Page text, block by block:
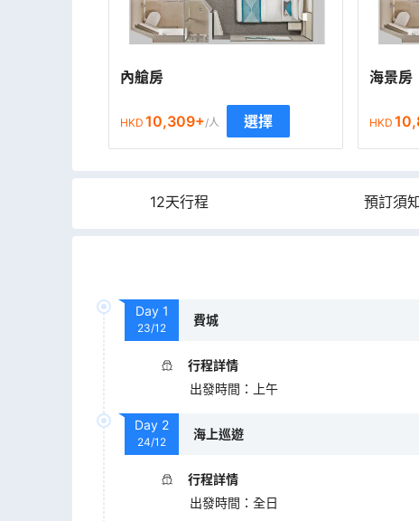
內艙房
HKD 10,309+/人 選擇
海景房
HKD
12天行程 預訂須
Day 1
23/12
費城
行程詳情
出發時間 ： 上午
Day 2
24/12
海上巡遊
行程詳情
出發時間 ： 全日